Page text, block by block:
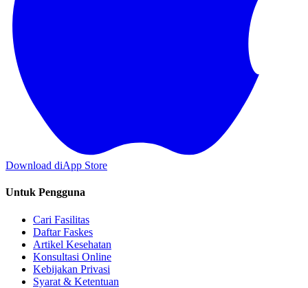
Download diApp Store
Untuk Pengguna
Cari Fasilitas
Daftar Faskes
Artikel Kesehatan
Konsultasi Online
Kebijakan Privasi
Syarat & Ketentuan